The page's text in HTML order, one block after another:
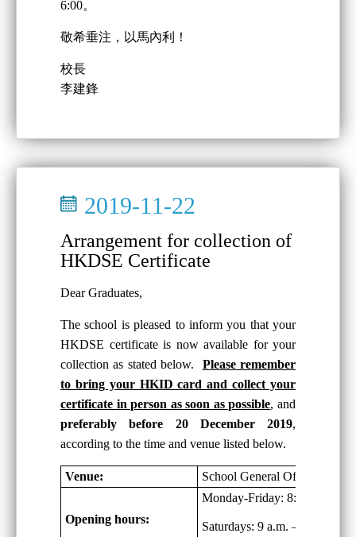
6:00。
敬希垂注，以馬內利！
校長
李建鋒
2019-11-22
Arrangement for collection of
HKDSE Certificate
Dear Graduates,
The school is pleased to inform you that your
HKDSE certificate is now available for your
collection as stated below. Please remember
to bring your HKID card and collect your
certificate in person as soon as possible, and
preferably before 20 December 2019,
according to the time and venue listed below.
Venue: School General Office, G/F
Opening hours:
Monday-Friday: 8:30 a.m. –
Saturdays: 9 a.m. – 1:00 p.m.